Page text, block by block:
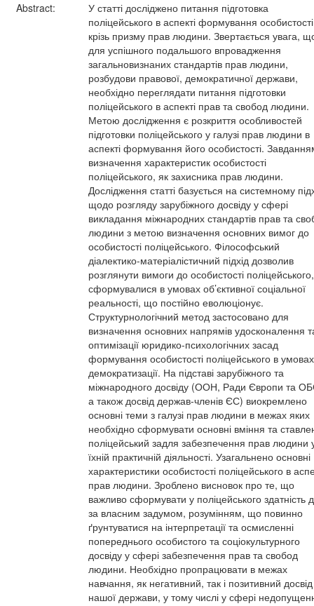
Abstract:
У статті досліджено питання підготовка
поліцейського в аспекті формування особистості
крізь призму прав людини. Звертається увага,
для успішного подальшого впровадження
загальновизнаних стандартів прав людини,
розбудови правової, демократичної держави,
необхідно переглядати питання підготовки
поліцейського в аспекті прав та свобод людини.
Метою дослідження є розкриття особливостей
підготовки поліцейського у галузі прав людини в
аспекті формування його особистості.
визначення характеристик особистості
поліцейського, як захисника прав людини.
Дослідження статті базується на системному
щодо розгляду зарубіжного досвіду у сфері
викладання міжнародних стандартів прав та
людини з метою визначення основних вимог до
особистості поліцейського. Філософський
діалектико-матеріалістичний підхід дозволив
розглянути вимоги до особистості
сформувалися в умовах об’єктивної соціальної
реальності, що постійно еволюціонує.
Структурнологічний метод застосовано для
визначення основних напрямів удосконалення
оптимізації юридико-психологічних засад
формування особистості поліцейського в умовах
демократизації. На підставі зарубіжного та
міжнародного досвіду (ООН, Ради Європи та
а також досвід держав-членів ЄС) виокремлено
основні теми з галузі прав людини в межах яких
необхідно сформувати основні вміння та
поліцейський задля забезпечення прав людини
їхній практичній діяльності. Узагальнено основні
характеристики особистості поліцейського в
прав людини. Зроблено висновок про те, що
важливо сформувати у поліцейського здатність
за власним задумом, розумінням, що повинно
ґрунтуватися на інтерпретації та осмисленні
попереднього особистого та соціокультурного
досвіду у сфері забезпечення прав та свобод
людини. Необхідно пропрацювати в межах
навчання, як негативний, так і позитивний досвід
нашої держави, у тому числі у сфері